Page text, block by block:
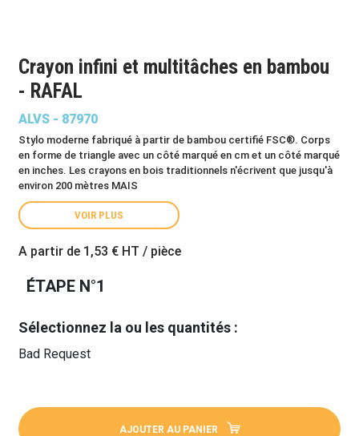
Crayon infini et multitâches en bambou
- RAFAL
ALVS - 87970
Stylo moderne fabriqué à partir de bambou certifié FSC®. Corps
en forme de triangle avec un côté marqué en cm et un côté marqué
en inches. Les crayons en bois traditionnels n'écrivent que jusqu'à
environ 200 mètres MAIS
VOIR PLUS
A partir de 1,53 € HT / pièce
ÉTAPE N°1
Sélectionnez la ou les quantités :
Bad Request
AJOUTER AU PANIER